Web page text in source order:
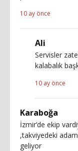
10 ay önce
Ali
Servisler
kalabalık
10 ay önce
Karaboğa
İzmir’de ekip
,takviyedeki
geliyor